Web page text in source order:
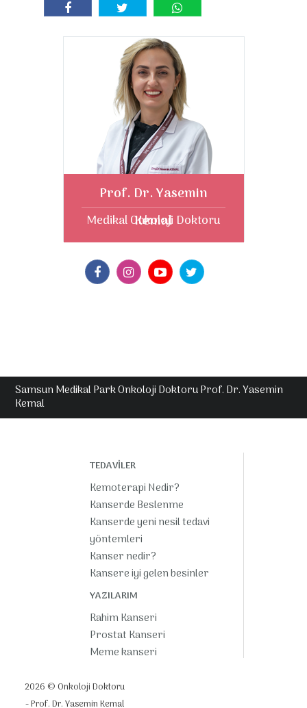
Prof. Dr. Yasemin
Kemal
Medikal Onkoloji Doktoru
Samsun Medikal Park Onkoloji Doktoru Prof. Dr. Yasemin
Kemal
TEDAVİLER
Kemoterapi Nedir?
Kanserde Beslenme
Kanserde yeni nesil tedavi
yöntemleri
Kanser nedir?
Kansere iyi gelen besinler
YAZILARIM
Rahim Kanseri
Prostat Kanseri
Meme kanseri
barsak kanseri)
Obezite cerrahisi kanser
2026 © Onkoloji Doktoru
- Prof. Dr. Yasemin Kemal